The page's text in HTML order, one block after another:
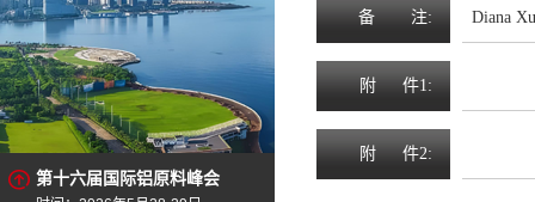
第十六届国际铝原料峰会
备 注: Diana
附 件1:
附 件2: